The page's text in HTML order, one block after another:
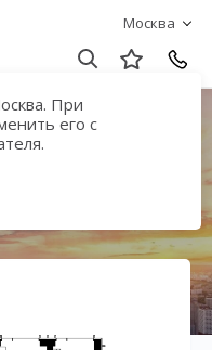
Москва
При
его с